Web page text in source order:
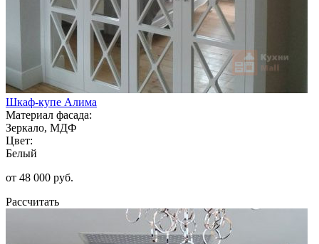
Шкаф-купе Алима
Материал фасада:
Зеркало, МДФ
Цвет:
Белый
от 48 000 руб.
Рассчитать